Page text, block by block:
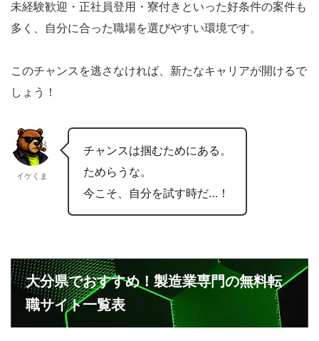
未経験歓迎・正社員登用・寮付きといった好条件の案件も
多く、自分に合った職場を選びやすい環境です。
このチャンスを逃さなければ、新たなキャリアが開けるで
しょう！
イケくま
チャンスは掴むためにある。
ためらうな。
今こそ、自分を試す時だ…！
大分県でおすすめ！製造業専門の無料転
職サイト一覧表